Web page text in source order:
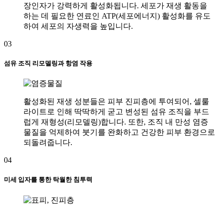
장인자가 강력하게 활성화됩니다. 세포가 재생 활동을
하는 데 필요한 연료인 ATP(세포에너지) 활성화를 유도
하여 세포의 자생력을 높입니다.
03
섬유 조직 리모델링과 항염 작용
활성화된 재생 성분들은 피부 진피층에 투여되어, 셀룰
라이트로 인해 딱딱하게 굳고 변성된 섬유 조직을 부드
럽게 재형성(리모델링)합니다. 또한, 조직 내 만성 염증
물질을 억제하여 붓기를 완화하고 건강한 피부 환경으로
되돌려줍니다.
04
미세 입자를 통한 탁월한 침투력